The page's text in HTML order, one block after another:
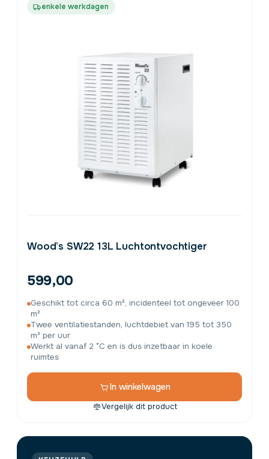
enkele werkdagen
Wood’s SW22 13L Luchtontvochtiger
599,00
Geschikt tot circa 60 m², incidenteel tot ongeveer 100
m²
Twee ventilatiestanden, luchtdebiet van 195 tot 350
m³ per uur
Werkt al vanaf 2 °C en is dus inzetbaar in koele
ruimtes
In winkelwagen
Vergelijk dit product